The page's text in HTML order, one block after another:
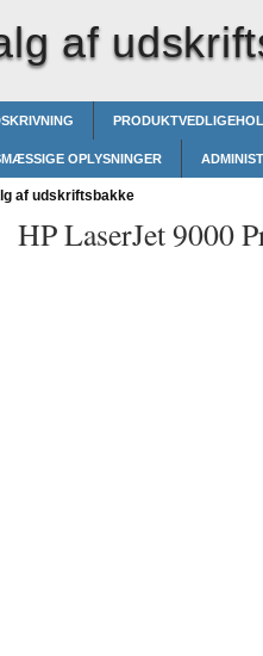
af
OPLYSNINGER
af udskriftsbakke
HP LaserJet 9000